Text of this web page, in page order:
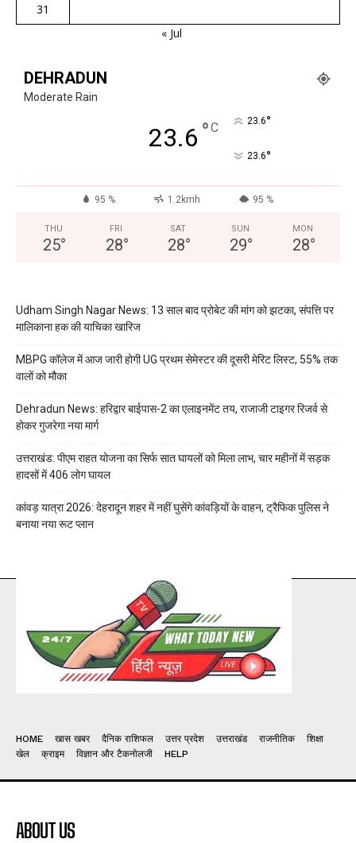
31
« Jul
DEHRADUN
Moderate Rain
23.6 °C 23.6°
23.6°
95 % 1.2kmh 95 %
THU
25°
FRI
28°
SAT
28°
SUN
29°
MON
28°
Udham Singh Nagar News: 13 साल बाद प्रोबेट की मांग को झटका, संपत्ति पर
मालिकाना हक की याचिका खारिज
MBPG कॉलेज में आज जारी होगी UG प्रथम सेमेस्टर की दूसरी मेरिट लिस्ट, 55% तक
वालों को मौका
Dehradun News: हरिद्वार बाईपास-2 का एलाइनमेंट तय, राजाजी टाइगर रिजर्व से
होकर गुजरेगा नया मार्ग
उत्तराखंड: पीएम राहत योजना का सिर्फ सात घायलों को मिला लाभ, चार महीनों में सड़क
हादसों में 406 लोग घायल
कांवड़ यात्रा 2026: देहरादून शहर में नहीं घुसेंगे कांवड़ियों के वाहन, ट्रैफिक पुलिस ने
बनाया नया रूट प्लान
HOME खास खबर दैनिक राशिफल उत्तर प्रदेश उत्तराखंड राजनीतिक
शिक्षा
खेल
क्राइम विज्ञान और टैकनोलजी HELP
ABOUT US